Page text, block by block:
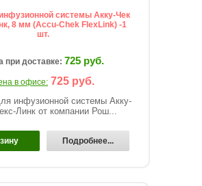
системы Акку-Чек
8 мм (Accu-Chek FlexLink) -1
шт.
при доставке: 725 руб.
в офисе: 725 руб.
инфузионной системы Акку-
Линк от компании Рош...
Подробнее...